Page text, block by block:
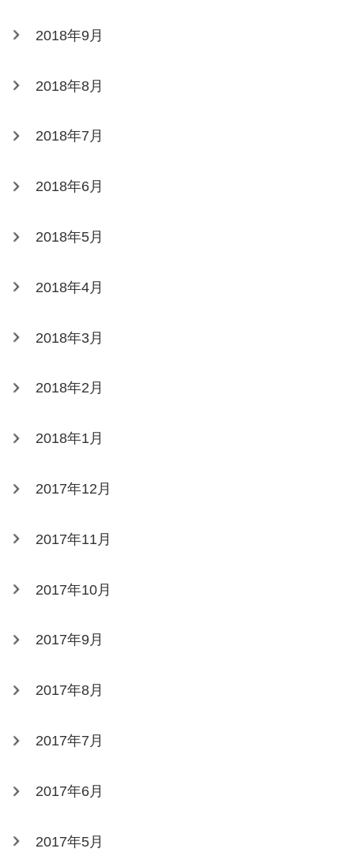
2018年9月
2018年8月
2018年7月
2018年6月
2018年5月
2018年4月
2018年3月
2018年2月
2018年1月
2017年12月
2017年11月
2017年10月
2017年9月
2017年8月
2017年7月
2017年6月
2017年5月